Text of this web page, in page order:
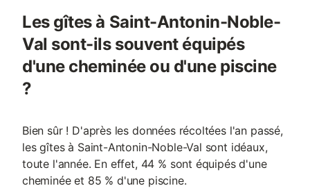
Les gîtes à Saint-Antonin-Noble-
Val sont-ils souvent équipés
d'une cheminée ou d'une piscine
?
Bien sûr ! D'après les données récoltées l'an passé,
les gîtes à Saint-Antonin-Noble-Val sont idéaux,
toute l'année. En effet, 44 % sont équipés d'une
cheminée et 85 % d'une piscine.